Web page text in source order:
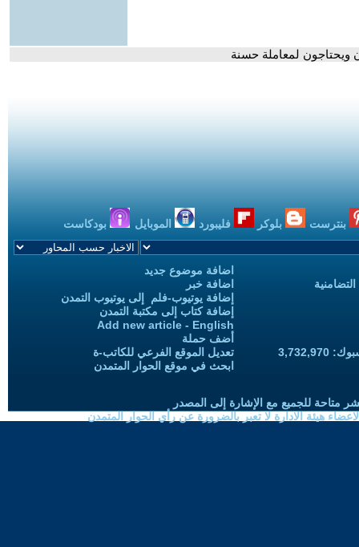
ويحتاجون لمعاملة حسنة
بنترست بلوكر فليبورد الموبايل بودكاست
اضافة موضوع جديد
اضافة خبر
إضافة يوتيوب-فلم إلى يوتيوب التمدن
إضافة كتاب إلى مكتبة التمدن
Add new article - English
أضف حملة
تعديل الموقع الفرعي للكاتب-ة
ابحث في موقع الحوار المتمدن
متاحة للجميع مع الإشارة إلى المصدر
هيئة الادارة لا تعبر بالضرورة عن رأي الحوار المتمدن